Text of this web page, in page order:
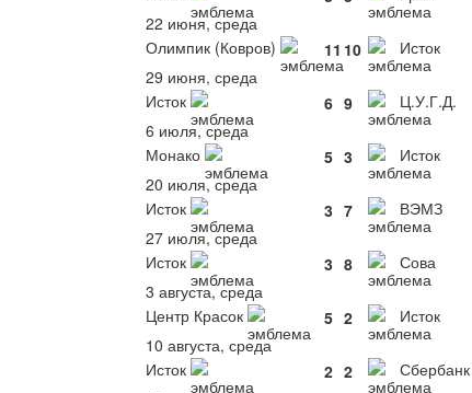
22 июня, среда
Олимпик (Ковров)
11 10 Исток
29 июня, среда
Исток
6 9 Ц.У.Г.Д.
6 июля, среда
Монако
5 3 Исток
20 июля, среда
Исток
3 7 ВЭМЗ
27 июля, среда
Исток
3 8 Сова
3 августа, среда
Центр Красок
5 2 Исток
10 августа, среда
Исток
2 2 Сбербанк